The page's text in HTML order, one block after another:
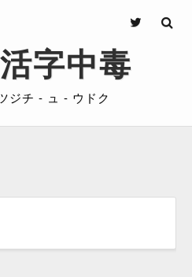
字中毒
ジチ - ュ - ウドク